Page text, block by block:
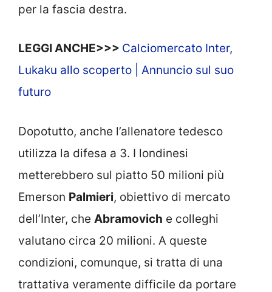
per la fascia destra.
LEGGI ANCHE>>> Calciomercato Inter,
Lukaku allo scoperto | Annuncio sul suo
futuro
Dopotutto, anche l’allenatore tedesco
utilizza la difesa a 3. I londinesi
metterebbero sul piatto 50 milioni più
Emerson Palmieri, obiettivo di mercato
dell’Inter, che Abramovich e colleghi
valutano circa 20 milioni. A queste
condizioni, comunque, si tratta di una
trattativa veramente difficile da portare